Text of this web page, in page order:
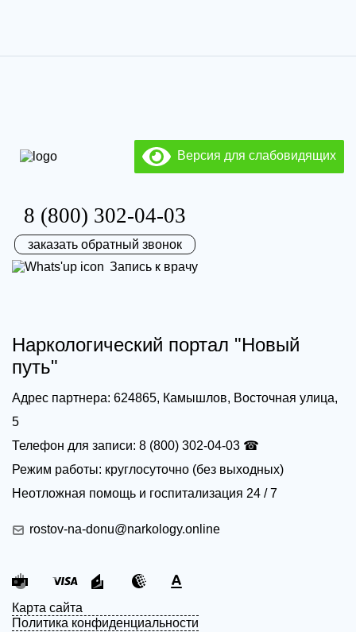
Версия для слабовидящих
8 (800) 302-04-03
заказать обратный звонок
Запись к врачу
Наркологический портал "Новый
путь"
Адрес партнера: 624865, Камышлов, Восточная улица,
5
Телефон для записи: 8 (800) 302-04-03 ☎
Режим работы: круглосуточно (без выходных)
Неотложная помощь и госпитализация 24 / 7
rostov-na-donu@narkology.online
Карта сайта
Политика конфиденциальности